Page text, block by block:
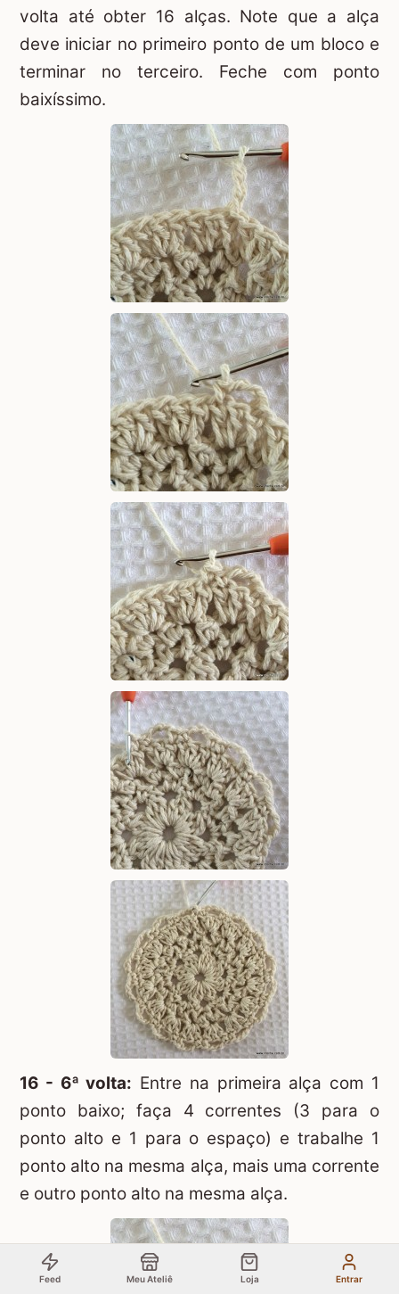
volta até obter 16 alças. Note que a alça
deve iniciar no primeiro ponto de um bloco e
terminar no terceiro. Feche com ponto
baixíssimo.
16 - 6ª volta: Entre na primeira alça com 1
ponto baixo; faça 4 correntes (3 para o
ponto alto e 1 para o espaço) e trabalhe 1
ponto alto na mesma alça, mais uma corrente
e outro ponto alto na mesma alça.
Feed Meu Ateliê Loja Entrar